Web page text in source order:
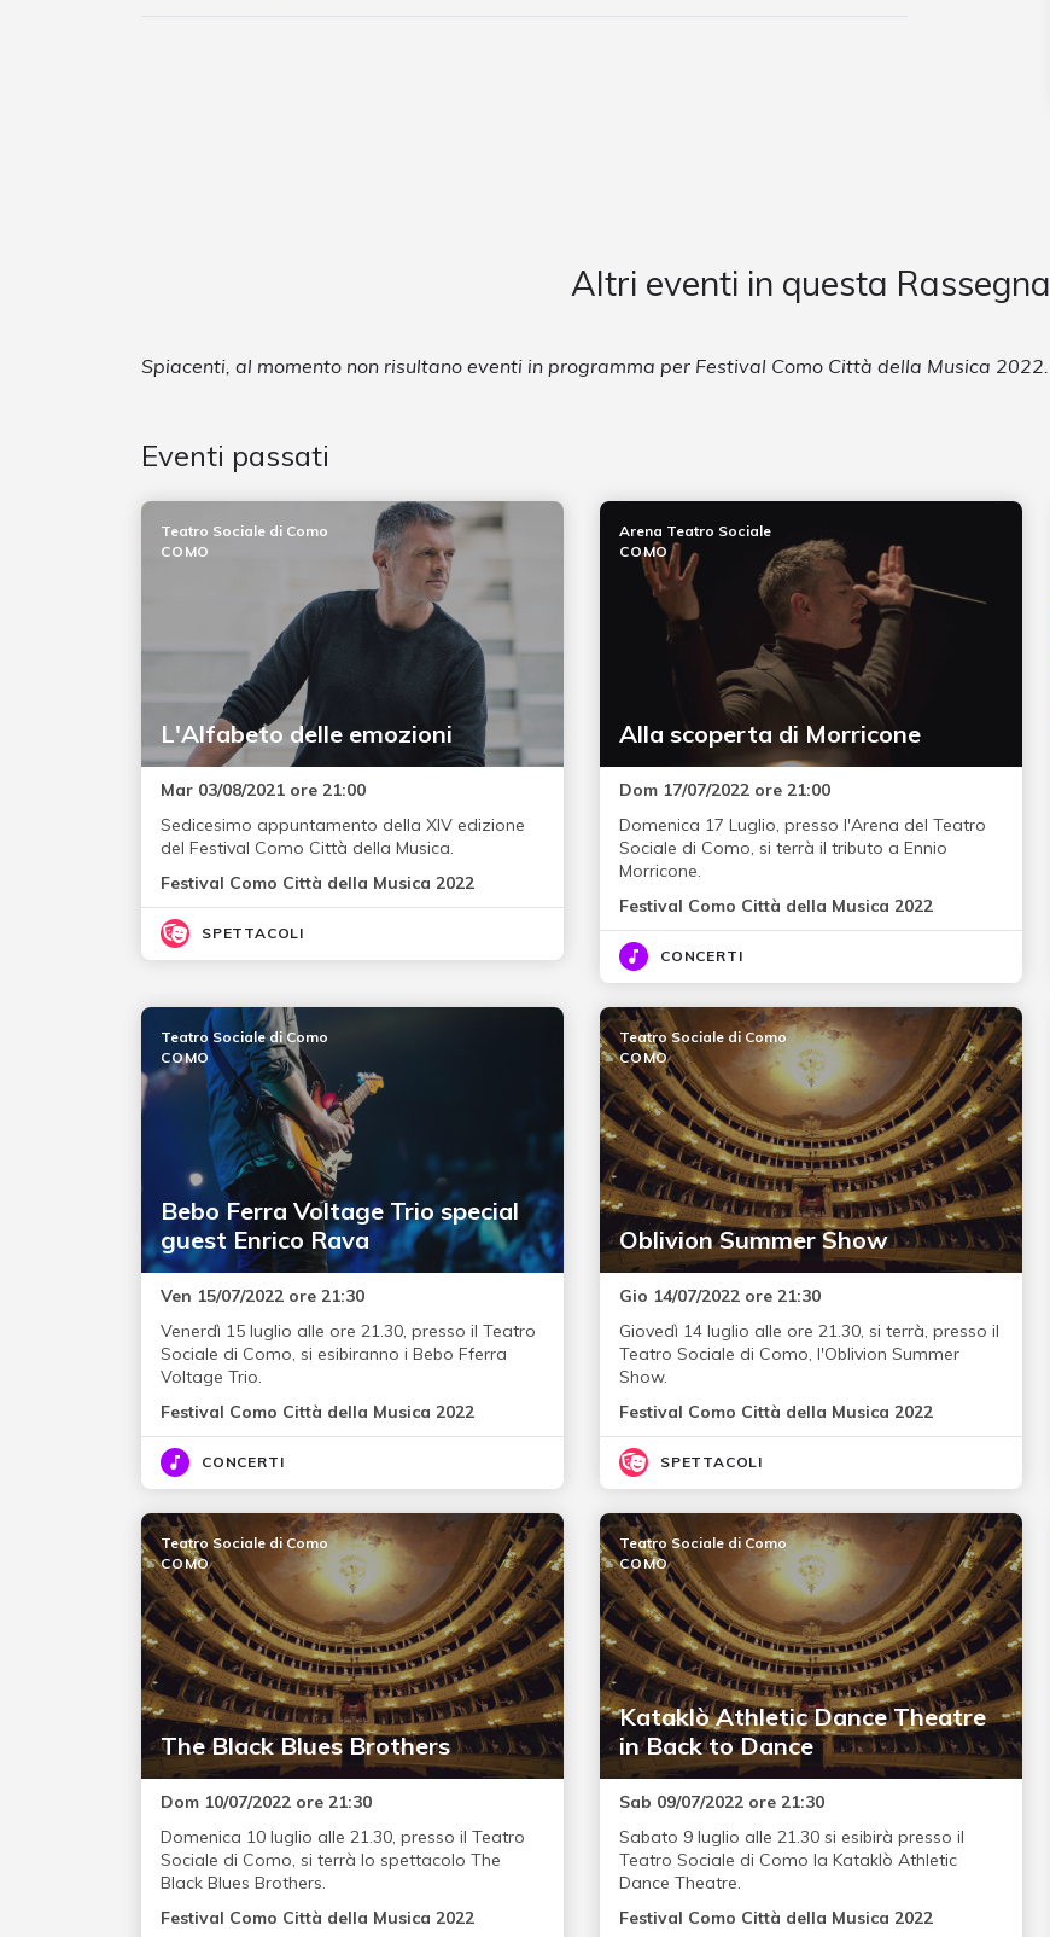
Altri eventi in questa Rassegna
Spiacenti, al momento non risultano eventi in programma per Festival Como Città della Musica 2022.
Eventi passati
L'Alfabeto delle emozioni
Teatro Sociale di Como
COMO
Mar 03/08/2021 ore 21:00
Sedicesimo appuntamento della XIV edizione
del Festival Como Città della Musica.
Festival Como Città della Musica 2022
SPETTACOLI
Alla scoperta di Morricone
Arena Teatro Sociale
COMO
Dom 17/07/2022 ore 21:00
Domenica 17 Luglio, presso l'Arena del Teatro
Sociale di Como, si terrà il tributo a Ennio
Morricone.
Festival Como Città della Musica 2022
CONCERTI
Bebo Ferra Voltage Trio special
guest Enrico Rava
Teatro Sociale di Como
COMO
Ven 15/07/2022 ore 21:30
Venerdì 15 luglio alle ore 21.30, presso il Teatro
Sociale di Como, si esibiranno i Bebo Fferra
Voltage Trio.
Festival Como Città della Musica 2022
CONCERTI
Oblivion Summer Show
Teatro Sociale di Como
COMO
Gio 14/07/2022 ore 21:30
Giovedì 14 luglio alle ore 21.30, si terrà, presso il
Teatro Sociale di Como, l'Oblivion Summer
Show.
Festival Como Città della Musica 2022
SPETTACOLI
The Black Blues Brothers
Teatro Sociale di Como
COMO
Dom 10/07/2022 ore 21:30
Domenica 10 luglio alle 21.30, presso il Teatro
Sociale di Como, si terrà lo spettacolo The
Black Blues Brothers.
Festival Como Città della Musica 2022
Kataklò Athletic Dance Theatre
in Back to Dance
Teatro Sociale di Como
COMO
Sab 09/07/2022 ore 21:30
Sabato 9 luglio alle 21.30 si esibirà presso il
Teatro Sociale di Como la Kataklò Athletic
Dance Theatre.
Festival Como Città della Musica 2022